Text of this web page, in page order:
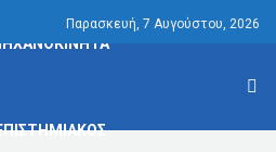
Παρασκευή, 7 Αυγούστου, 2026